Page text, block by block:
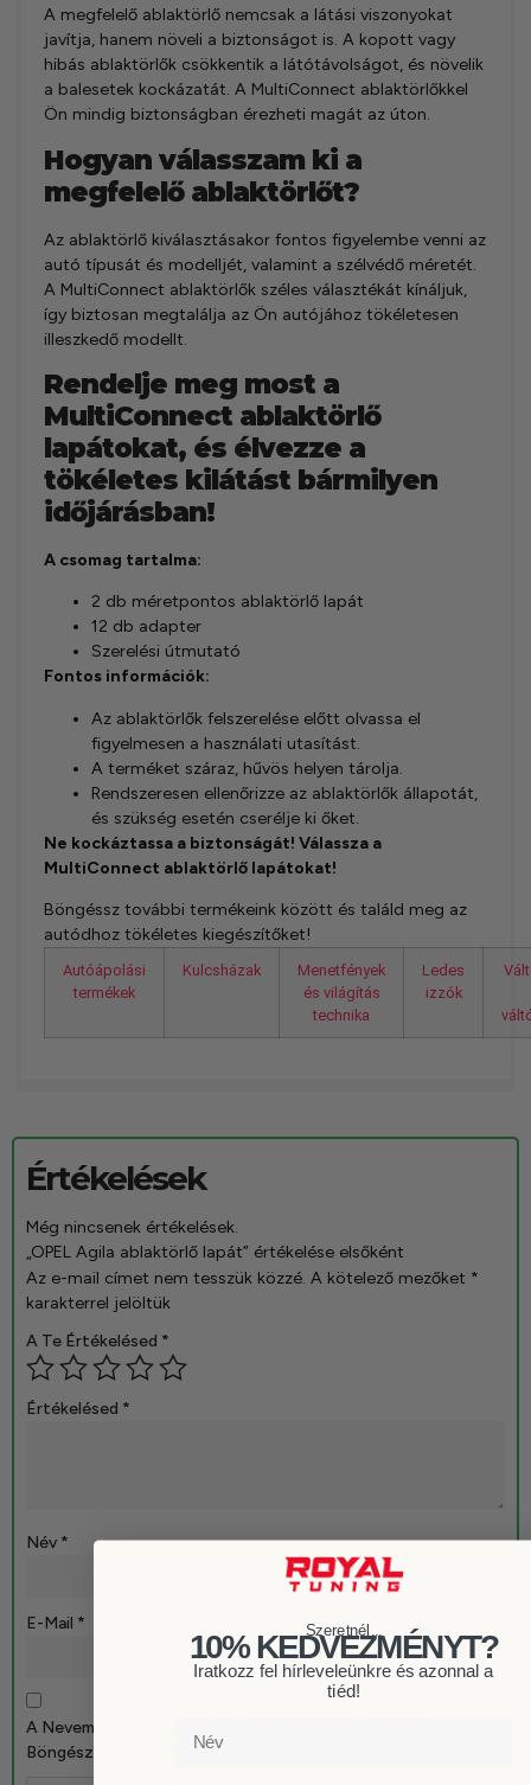
A megfelelő ablaktörlő nemcsak a látási viszonyokat
javítja, hanem növeli a biztonságot is. A kopott vagy
hibás ablaktörlők csökkentik a látótávolságot, és növelik
a balesetek kockázatát. A MultiConnect ablaktörlőkkel
Ön mindig biztonságban érezheti magát az úton.
Hogyan válasszam ki a
megfelelő ablaktörlőt?
Az ablaktörlő kiválasztásakor fontos figyelembe venni az
autó típusát és modelljét, valamint a szélvédő méretét.
A MultiConnect ablaktörlők széles választékát kínáljuk,
így biztosan megtalálja az Ön autójához tökéletesen
illeszkedő modellt.
Rendelje meg most a
MultiConnect ablaktörlő
lapátokat, és élvezze a
tökéletes kilátást bármilyen
időjárásban!
A csomag tartalma:
2 db méretpontos ablaktörlő lapát
12 db adapter
Szerelési útmutató
Fontos információk:
Az ablaktörlők felszerelése előtt olvassa el
figyelmesen a használati utasítást.
A terméket száraz, hűvös helyen tárolja.
Rendszeresen ellenőrizze az ablaktörlők állapotát,
és szükség esetén cserélje ki őket.
Ne kockáztassa a biztonságát! Válassza a
MultiConnect ablaktörlő lapátokat!
Böngéssz további termékeink között és találd meg az
autódhoz tökéletes kiegészítőket!
Autóápolási
termékek
Kulcsházak
Menetfények
és világítás
technika
Ledes
izzók
Értékelések
Még nincsenek értékelések.
„OPEL Agila ablaktörlő lapát” értékelése elsőként
Az e-mail címet nem tesszük közzé. A kötelező mezőket *
karakterrel jelöltük
A Te Értékelésed *
Értékelésed *
Név *
E-Mail *
A Nevem, E-Mail Címem, És Weboldalcímem Mentése A
Böngészőben A Következő Hozzászólásomhoz.
Szeretnél...
10% KEDVEZMÉNYT?
Iratkozz fel hírleveleünkre és azonnal a
tiéd!
Név